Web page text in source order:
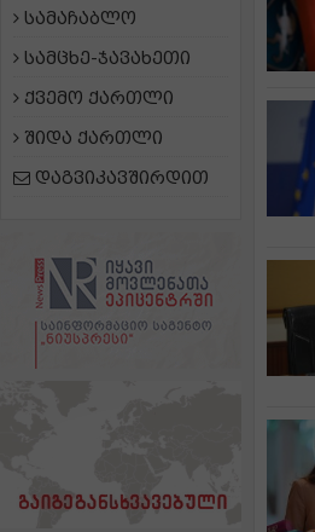
სამაჩაბლო
სამცხე-ჯავახეთი
ქვემო ქართლი
შიდა ქართლი
დაგვიკავშირდით